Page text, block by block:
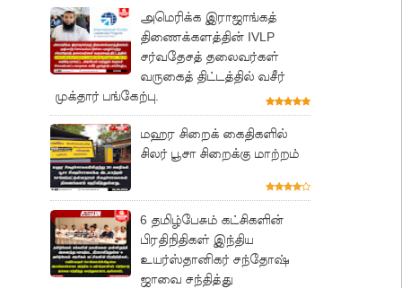
அமெரிக்க இராஜாங்கத்
திணைக்களத்தின் IVLP
சர்வதேசத் தலைவர்கள்
வருகைத் திட்டத்தில் வசீர்
முக்தார் பங்கேற்பு.
மஹர சிறைக் கைதிகளில்
சிலர் பூசா சிறைக்கு மாற்றம்
6 தமிழ்பேசும் கட்சிகளின்
பிரதிநிதிகள் இந்திய
உயர்ஸ்தானிகர் சந்தோஷ்
ஜாவை சந்தித்து